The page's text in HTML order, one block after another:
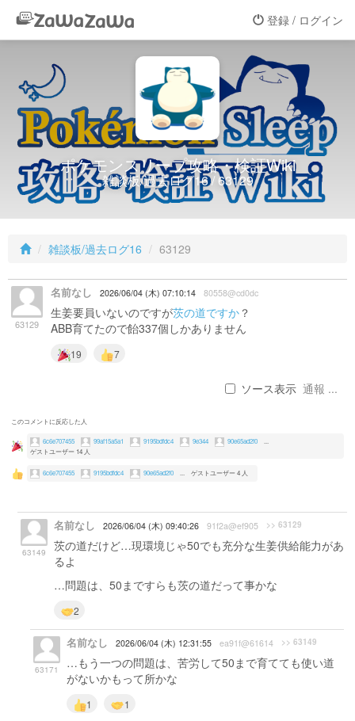
登録 / ログイン
ポケモンスリープ攻略・検証Wiki
雑談板/過去ログ16 / 63129
雑談板/過去ログ16 63129
63129
名前なし 2026/06/04 (木) 07:10:14 80558@cd0dc
生姜要員いないのですが茨の道ですか ？
ABB育てたので飴337個しかありません
19 7
ソース表示 通報 ...
このコメントに反応した人
6c6e707455 99af15a5a1 9195bdfdc4 9e344 90e65ad2f0
ゲストユーザー 14 人
6c6e707455 9195bdfdc4 90e65ad2f0 ゲストユーザー 4 人
63149
名前なし 2026/06/04 (木) 09:40:26 91f2a@ef905 >> 63129
茨の道だけど…現環境じゃ50でも充分な生姜供給能力があ
るよ
…問題は、50まですらも茨の道だって事かな
2
63171
名前なし 2026/06/04 (木) 12:31:55 ea91f@61614 >> 63149
…もう一つの問題は、苦労して50まで育てても使い道
がないかもって所かな
1 1